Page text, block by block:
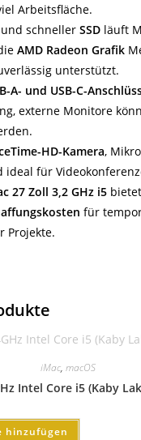
Arbeitsfläche.
und schnellerSSD läuft
AMD Radeon Grafik
unterstützt.
A- und USB-C-
externe Monitore
HD-Kamera,
ideal für
27 Zoll 3,2 GHz i5
für
Projekte.
iMac, macOS
Intel Core i5 (Kaby
hinzufügen